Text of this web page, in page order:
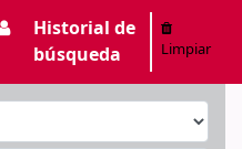
Historial de
búsqueda
Limpiar